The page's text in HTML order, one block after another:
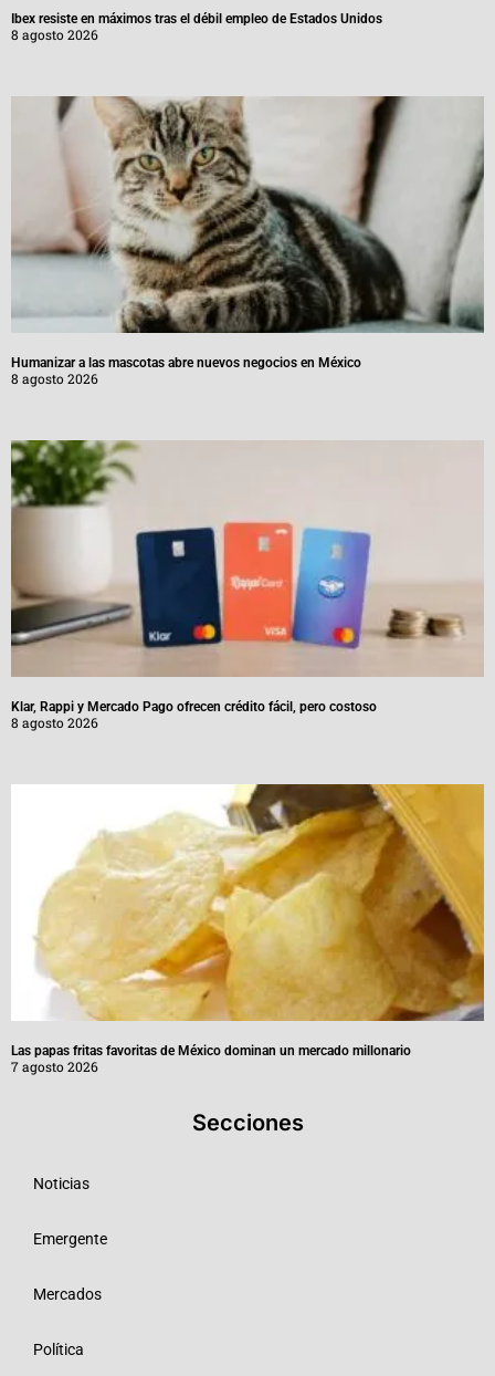
Ibex resiste en máximos tras el débil empleo de Estados Unidos
8 agosto 2026
Humanizar a las mascotas abre nuevos negocios en México
8 agosto 2026
Klar, Rappi y Mercado Pago ofrecen crédito fácil, pero costoso
8 agosto 2026
Las papas fritas favoritas de México dominan un mercado millonario
7 agosto 2026
Secciones
Noticias
Emergente
Mercados
Política